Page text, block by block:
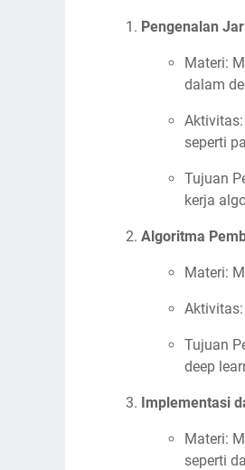
Pengenalan
Materi:
dalam
seperti
Tujuan
kerja
Algoritma
Materi:
Tujuan
deep
Implementasi
Materi:
seperti